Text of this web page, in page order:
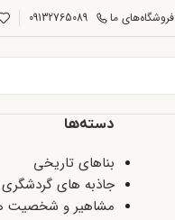
فروشگاه‌های ما 09132765089
دسته‌ها
بناهای تاریخی
جاذبه های گردشگری
مشاهیر و شخصیت